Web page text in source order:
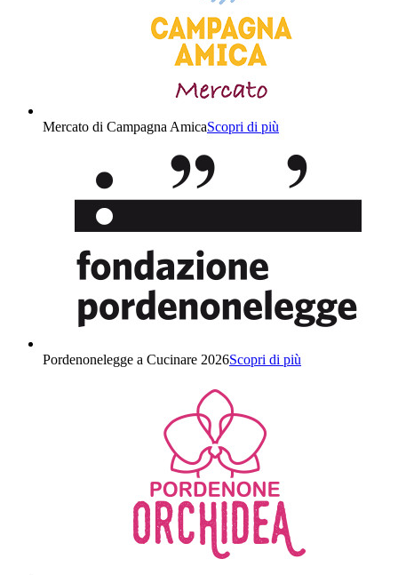
Mercato di Campagna AmicaScopri di più
Pordenonelegge a Cucinare 2026Scopri di più